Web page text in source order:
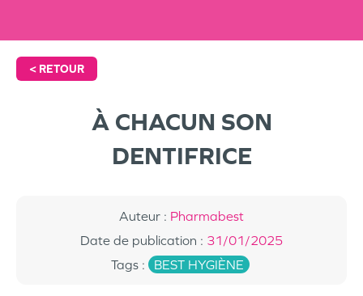
< RETOUR
À CHACUN SON
DENTIFRICE
Auteur : Pharmabest
Date de publication : 31/01/2025
Tags: BEST HYGIÈNE